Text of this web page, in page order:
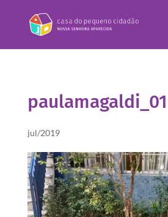
paulamagaldi_01
jul/2019